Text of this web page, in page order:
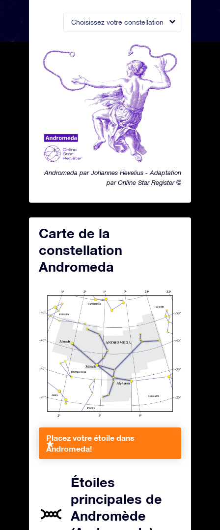
Choisissez votre constellation
Andromeda par Johannes Hevelius - Adaptation
par Online Star Register ©
Carte de la
constellation
Andromeda
Placez votre étoile dans
Andromeda!
Étoiles
principales de
Andromède